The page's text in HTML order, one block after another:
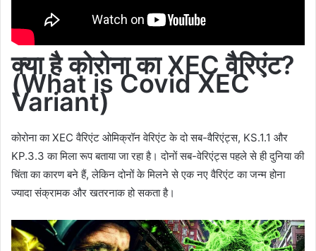
क्‍या है कोरोना काXECवैरिएंट?
(What is Covid XEC
Variant)
कोरोना का XEC वैरिएंट ओमिक्रॉन वेरिएंट के दो सब-वैरिएंट्स, KS.1.1 और
KP.3.3 का मिला रूप बताया जा रहा है। दोनों सब-वेरिएंट्स पहले से ही दुनिया की
चिंता का कारण बने हैं, लेकिन दोनों के मिलने से एक नए वैरिएंट का जन्म होना
ज्यादा संक्रामक और खतरनाक हो सकता है।